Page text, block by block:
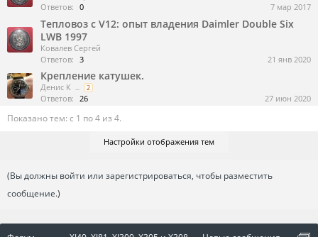
Ответов: 0 7 мар 2017
Тепловоз с V12: опыт владения Daimler Double Six
LWB 1997
Ковалев Сергей
Ответов: 3 21 янв 2020
Крепление катушек.
Денис К ... 2
Ответов: 26 27 июн 2020
Показано тем: с 1 по 4 из 4.
Настройки отображения тем
(Вы должны войти или зарегистрироваться, чтобы разместить
сообщение.)